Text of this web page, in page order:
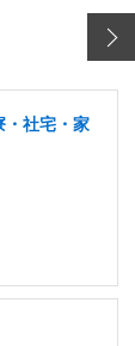
社宅・家